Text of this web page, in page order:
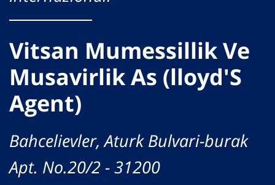
Vitsan Mumessillik Ve
Musavirlik As (lloyd'S
Agent)
Bahcelievler, Aturk Bulvari-burak
Apt. No.20/2 - 31200